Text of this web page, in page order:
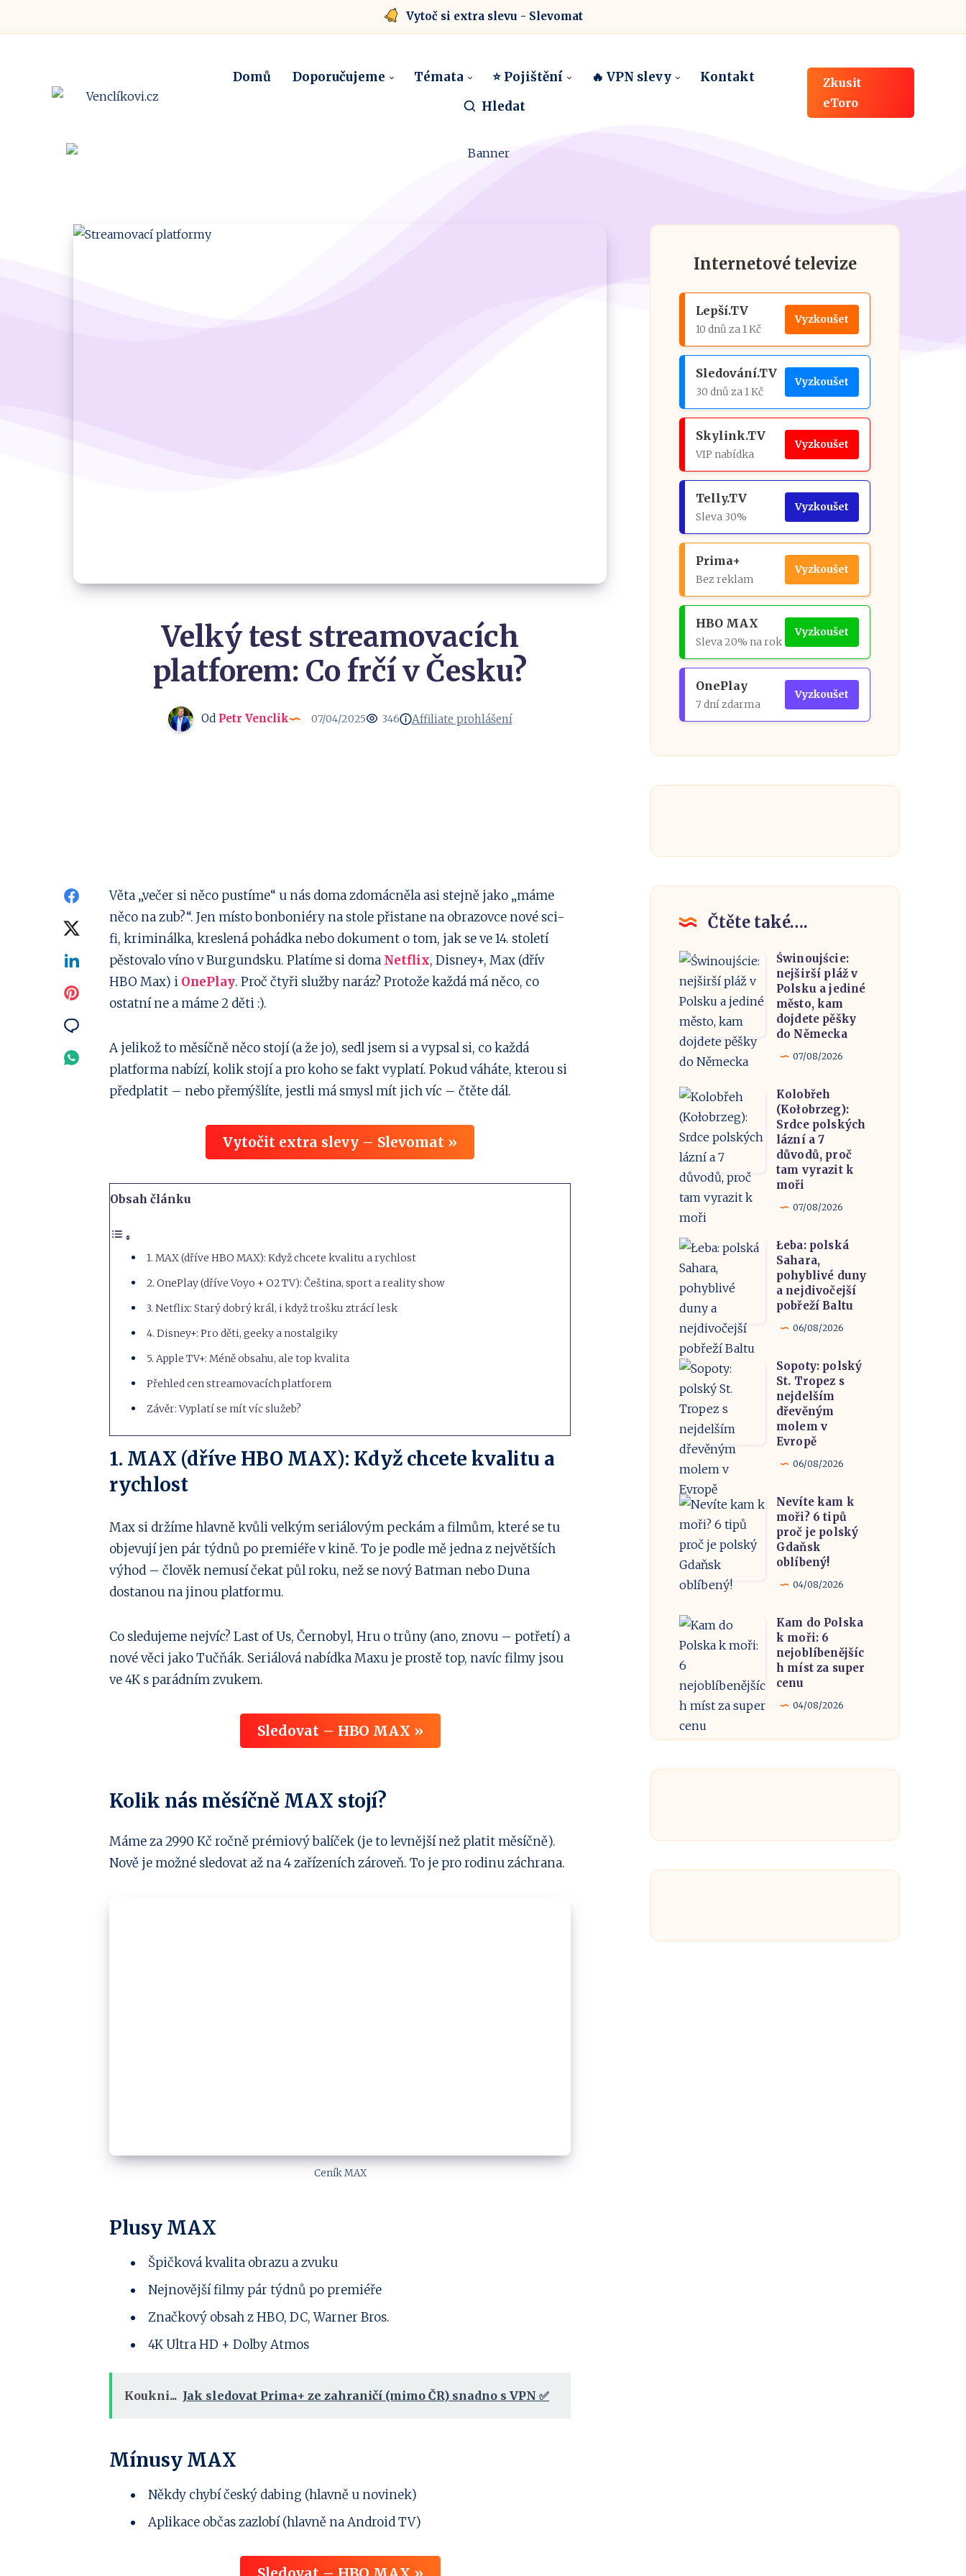
Vytoč si extra slevu - Slevomat
Domů Doporučujeme Témata ⭐ Pojištění 🔥 VPN slevy
Kontakt
Hledat
Zkusit
eToro
Velký test streamovacích
platforem: Co frčí v Česku?
Od Petr Venclik 07/04/2025 346 Affiliate prohlášení
Sdílejte
Facebook
Sdílejte
Twitter
Sdílejte
Pinterest
Email
Sdílejte
Věta „večer si něco pustíme“ u nás doma zdomácněla asi stejně jako „máme
něco na zub?“. Jen místo bonboniéry na stole přistane na obrazovce nové sci-
fi, kriminálka, kreslená pohádka nebo dokument o tom, jak se ve 14. století
pěstovalo víno v Burgundsku. Platíme si doma Netflix, Disney+, Max (dřív
HBO Max) i OnePlay. Proč čtyři služby naráz? Protože každá má něco, co
ostatní ne a máme 2 děti :).
A jelikož to měsíčně něco stojí (a že jo), sedl jsem si a vypsal si, co každá
platforma nabízí, kolik stojí a pro koho se fakt vyplatí. Pokud váháte, kterou si
předplatit – nebo přemýšlíte, jestli má smysl mít jich víc – čtěte dál.
Vytočit extra slevy – Slevomat »
Obsah článku
1. MAX (dříve HBO MAX): Když chcete kvalitu a rychlost
2. OnePlay (dříve Voyo + O2 TV): Čeština, sport a reality show
3. Netflix: Starý dobrý král, i když trošku ztrácí lesk
4. Disney+: Pro děti, geeky a nostalgiky
5. Apple TV+: Méně obsahu, ale top kvalita
Přehled cen streamovacích platforem
Závěr: Vyplatí se mít víc služeb?
1. MAX (dříve HBO MAX): Když chcete kvalitu a
rychlost
Max si držíme hlavně kvůli velkým seriálovým peckám a filmům, které se tu
objevují jen pár týdnů po premiéře v kině. To je podle mě jedna z největších
výhod – člověk nemusí čekat půl roku, než se nový Batman nebo Duna
dostanou na jinou platformu.
Co sledujeme nejvíc? Last of Us, Černobyl, Hru o trůny (ano, znovu – potřetí) a
nové věci jako Tučňák. Seriálová nabídka Maxu je prostě top, navíc filmy jsou
ve 4K s parádním zvukem.
Sledovat – HBO MAX »
Kolik nás měsíčně MAX stojí?
Máme za 2990 Kč ročně prémiový balíček (je to levnější než platit měsíčně).
Nově je možné sledovat až na 4 zařízeních zároveň. To je pro rodinu záchrana.
Ceník MAX
Plusy MAX
Špičková kvalita obrazu a zvuku
Nejnovější filmy pár týdnů po premiéře
Značkový obsah z HBO, DC, Warner Bros.
4K Ultra HD + Dolby Atmos
Koukni... Jak sledovat Prima+ ze zahraničí (mimo ČR) snadno s VPN ✅
Mínusy MAX
Někdy chybí český dabing (hlavně u novinek)
Aplikace občas zazlobí (hlavně na Android TV)
Internetové televize
Lepší.TV
10 dnů za 1 Kč
Vyzkoušet
Sledování.TV
30 dnů za 1 Kč
Vyzkoušet
Skylink.TV
VIP nabídka
Vyzkoušet
Telly.TV
Sleva 30%
Vyzkoušet
Prima+
Bez reklam
Vyzkoušet
HBO MAX
Sleva 20% na rok
Vyzkoušet
OnePlay
7 dní zdarma
Vyzkoušet
Čtěte také….
Świnoujście:
nejširší
pláž
v
Polsku
a
město,
kam
dojdete
pěšky
do
Německa
Świnoujście:
nejširší pláž v
Polsku a jediné
město, kam
dojdete pěšky
do Německa
07/08/2026
Kolobřeh
(Kołobrzeg):
Srdce
polských
lázní
a
7
důvodů,
vyrazit
moři
Kolobřeh
(Kołobrzeg):
Srdce polských
lázní a 7
důvodů, proč
tam vyrazit k
moři
07/08/2026
Łeba:
polská
Sahara,
pohyblivé
duny
a
nejdivočejší
pobřeží
Baltu
Łeba: polská
Sahara,
pohyblivé duny
a nejdivočejší
pobřeží Baltu
06/08/2026
Sopoty:
polský
St.
Tropez
s
nejdelším
dřevěným
molem
v
Evropě
Sopoty: polský
St. Tropez s
nejdelším
dřevěným
molem v
Evropě
06/08/2026
Nevíte
kam
k
moři?
6
proč
je
polský
Gdaňsk
oblíbený!
Nevíte kam k
moři? 6 tipů
proč je polský
Gdaňsk
oblíbený!
04/08/2026
Kam
do
Polska
k
moři:
6
míst
Kam do Polska
k moři: 6
nejoblíbenějšíc
h míst za super
cenu
04/08/2026